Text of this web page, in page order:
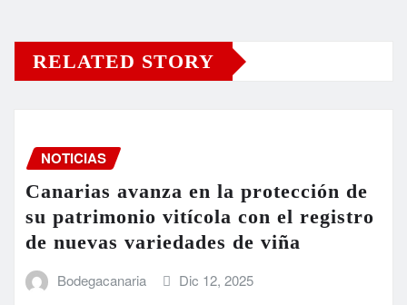
RELATED STORY
NOTICIAS
Canarias avanza en la protección de
su patrimonio vitícola con el registro
de nuevas variedades de viña
Bodegacanaria Dic 12, 2025